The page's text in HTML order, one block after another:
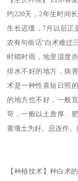
约220天，2年生时间
生长迟缓，7月以后正
农有句俗话“白术难过
时晴时雨，地里湿度
排水不好的地方，病
术是一种性喜短日照
的地方也不好，一般
苛，一般以土质厚、
黄壤土为好。忌连作。
【种植技术】种白术